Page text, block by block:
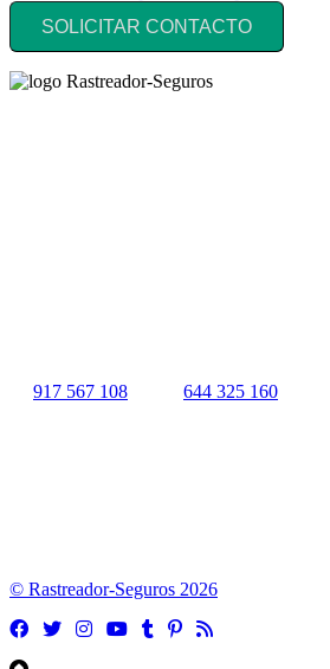
SOLICITAR CONTACTO
917 567 108
644 325 160
© Rastreador-Seguros 2026